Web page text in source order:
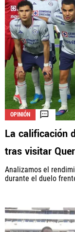
OPINIÓN
La calificación
tras visitar
Analizamos el
durante el duelo